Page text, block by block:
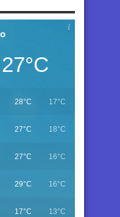
27°C
28°C 17°C
27°C 18°C
27°C 16°C
29°C 16°C
17°C 13°C